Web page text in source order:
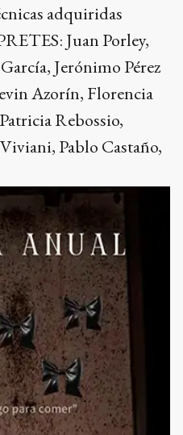
adquiridas
Juan Porley,
Jerónimo Pérez
Azorín, Florencia
Rebossio,
Pablo Castaño,